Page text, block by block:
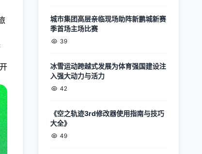
城市集团高层亲临现场助阵新鹏城新赛
季首场主场比赛
39
冰雪运动跨越式发展为体育强国建设注
入强大动力与活力
42
《空之轨迹3rd修改器使用指南与技巧
大全》
49